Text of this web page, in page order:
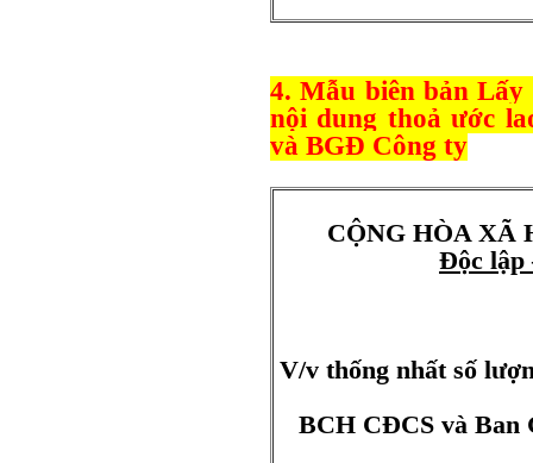
4. Mẫu biên bản
nội dung thoả ước
và BGĐ Công ty
CỘNG HÒA XÃ
Độc lập
V/v thống nhất số
BCH CĐCS và Ban